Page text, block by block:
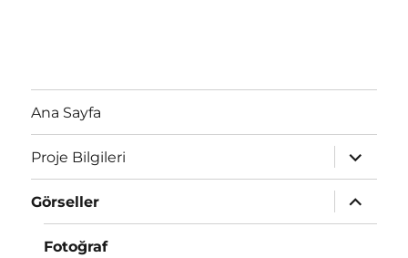
Ana Sayfa
Proje Bilgileri
expand
child
menu
Görseller
expand
child
menu
Fotoğraf